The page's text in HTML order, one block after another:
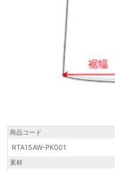
商品コード
RTA15AW-PK001
素材